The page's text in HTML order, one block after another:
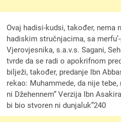
Ovaj hadisi-kudsi, također, nema
hadiskim stručnjacima, sa
Vjerovjesnika, s.a.v.s. Sagani,
tvrde da se radi o apokrifnom
bilježi, također, predanje Ibn
rekao: Muhammede, da nije
ni Džehennem“ Verzija Ibn
bi bio stvoren ni dunjaluk”240